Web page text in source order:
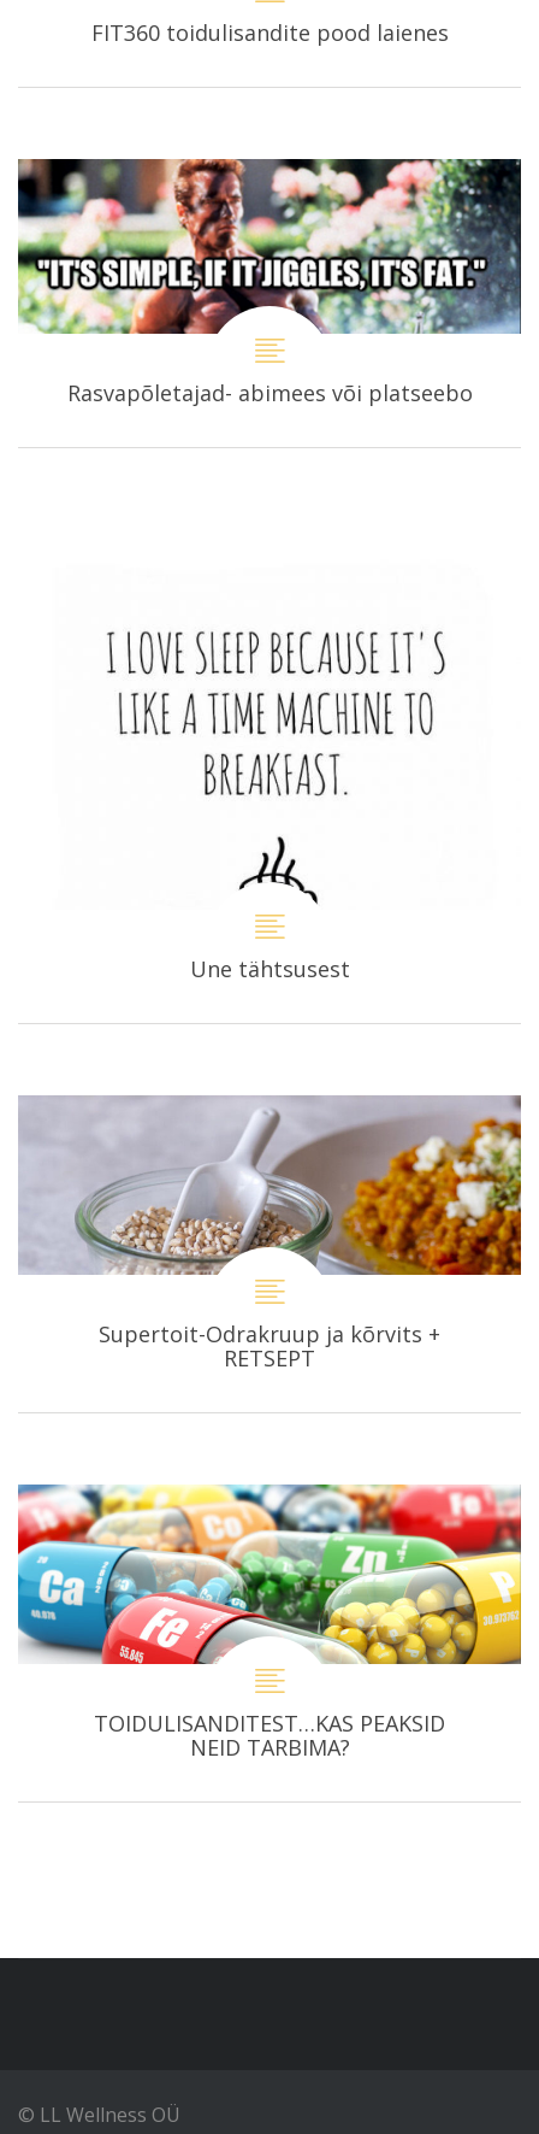
FIT360 toidulisandite pood laienes
Rasvapõletajad- abimees või platseebo
Une tähtsusest
Supertoit-Odrakruup ja kõrvits +
RETSEPT
TOIDULISANDITEST…KAS PEAKSID
NEID TARBIMA?
© LL Wellness OÜ